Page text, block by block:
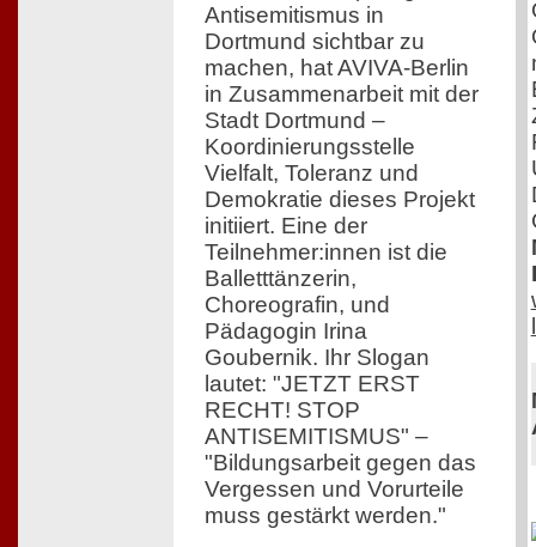
Antisemitismus in
Dortmund sichtbar zu
machen, hat AVIVA-Berlin
in Zusammenarbeit mit der
Stadt Dortmund –
Koordinierungsstelle
Vielfalt, Toleranz und
Demokratie dieses Projekt
initiiert. Eine der
Teilnehmer:innen ist die
Balletttänzerin,
Choreografin, und
Pädagogin Irina
Goubernik. Ihr Slogan
lautet: "JETZT ERST
RECHT! STOP
ANTISEMITISMUS" –
"Bildungsarbeit gegen das
Vergessen und Vorurteile
muss gestärkt werden."